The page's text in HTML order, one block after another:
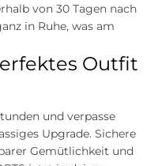
von 30 Tagen nach
in Ruhe, was am
Outfit
und verpasse
Upgrade. Sichere
Gemütlichkeit und